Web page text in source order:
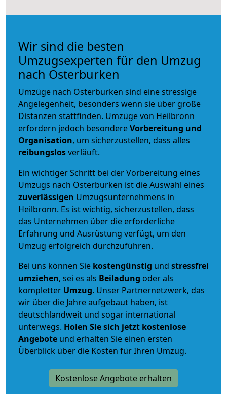
Wir sind die besten
Umzugsexperten für den Umzug
nach Osterburken
Umzüge nach Osterburken sind eine stressige
Angelegenheit, besonders wenn sie über große
Distanzen stattfinden. Umzüge von Heilbronn
erfordern jedoch besondereVorbereitung und
Organisation, um sicherzustellen, dass alles
reibungslosverläuft.
Ein wichtiger Schritt bei der Vorbereitung eines
Umzugs nach Osterburken ist die Auswahl eines
zuverlässigen Umzugsunternehmens in
Heilbronn. Es ist wichtig, sicherzustellen, dass
das Unternehmen über die erforderliche
Erfahrung und Ausrüstung verfügt, um den
Umzug erfolgreich durchzuführen.
Bei uns können Sie kostengünstig und stressfrei
umziehen, sei es als Beiladung oder als
kompletter Umzug. Unser Partnernetzwerk, das
wir über die Jahre aufgebaut haben, ist
deutschlandweit und sogar international
unterwegs. Holen Sie sich jetzt kostenlose
Angebote und erhalten Sie einen ersten
Überblick über die Kosten für Ihren Umzug.
Kostenlose Angebote erhalten